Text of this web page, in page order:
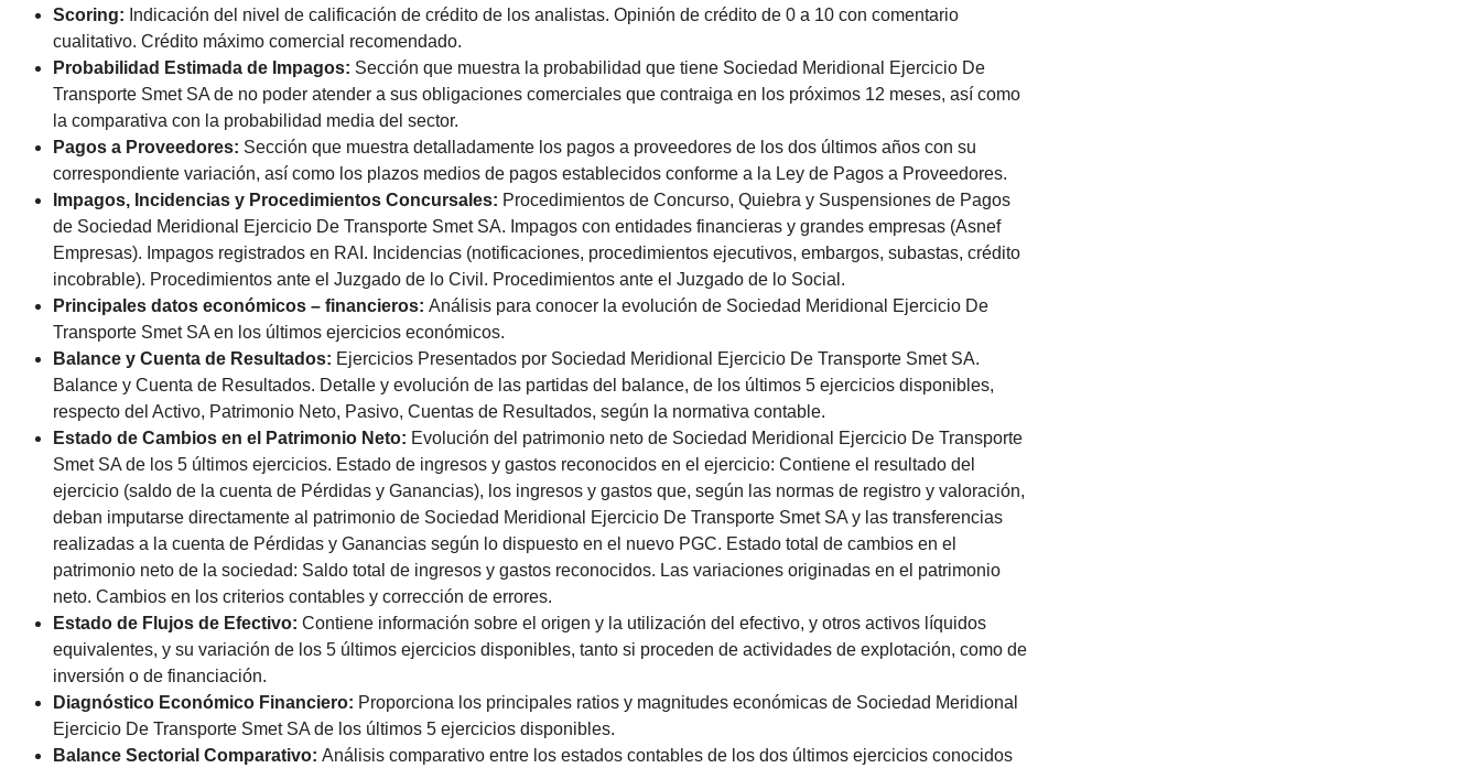
Scoring: Indicación del nivel de calificación de crédito de los analistas. Opinión de crédito de 0 a 10 con comentario
cualitativo. Crédito máximo comercial recomendado.
Probabilidad Estimada de Impagos: Sección que muestra la probabilidad que tiene Sociedad Meridional Ejercicio De
Transporte Smet SA de no poder atender a sus obligaciones comerciales que contraiga en los próximos 12 meses, así como
la comparativa con la probabilidad media del sector.
Pagos a Proveedores: Sección que muestra detalladamente los pagos a proveedores de los dos últimos años con su
correspondiente variación, así como los plazos medios de pagos establecidos conforme a la Ley de Pagos a Proveedores.
Impagos, Incidencias y Procedimientos Concursales: Procedimientos de Concurso, Quiebra y Suspensiones de Pagos
de Sociedad Meridional Ejercicio De Transporte Smet SA. Impagos con entidades financieras y grandes empresas (Asnef
Empresas). Impagos registrados en RAI. Incidencias (notificaciones, procedimientos ejecutivos, embargos, subastas, crédito
incobrable). Procedimientos ante el Juzgado de lo Civil. Procedimientos ante el Juzgado de lo Social.
Principales datos económicos – financieros: Análisis para conocer la evolución de Sociedad Meridional Ejercicio De
Transporte Smet SA en los últimos ejercicios económicos.
Balance y Cuenta de Resultados: Ejercicios Presentados por Sociedad Meridional Ejercicio De Transporte Smet SA.
Balance y Cuenta de Resultados. Detalle y evolución de las partidas del balance, de los últimos 5 ejercicios disponibles,
respecto del Activo, Patrimonio Neto, Pasivo, Cuentas de Resultados, según la normativa contable.
Estado de Cambios en el Patrimonio Neto: Evolución del patrimonio neto de Sociedad Meridional Ejercicio De Transporte
Smet SA de los 5 últimos ejercicios. Estado de ingresos y gastos reconocidos en el ejercicio: Contiene el resultado del
ejercicio (saldo de la cuenta de Pérdidas y Ganancias), los ingresos y gastos que, según las normas de registro y valoración,
deban imputarse directamente al patrimonio de Sociedad Meridional Ejercicio De Transporte Smet SA y las transferencias
realizadas a la cuenta de Pérdidas y Ganancias según lo dispuesto en el nuevo PGC. Estado total de cambios en el
patrimonio neto de la sociedad: Saldo total de ingresos y gastos reconocidos. Las variaciones originadas en el patrimonio
neto. Cambios en los criterios contables y corrección de errores.
Estado de Flujos de Efectivo: Contiene información sobre el origen y la utilización del efectivo, y otros activos líquidos
equivalentes, y su variación de los 5 últimos ejercicios disponibles, tanto si proceden de actividades de explotación, como de
inversión o de financiación.
Diagnóstico Económico Financiero: Proporciona los principales ratios y magnitudes económicas de Sociedad Meridional
Ejercicio De Transporte Smet SA de los últimos 5 ejercicios disponibles.
Balance Sectorial Comparativo: Análisis comparativo entre los estados contables de los dos últimos ejercicios conocidos